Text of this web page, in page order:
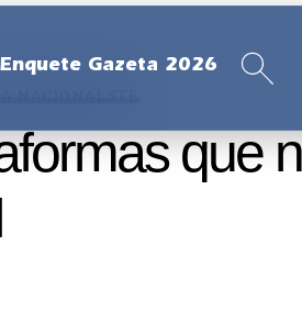
Enquete Gazeta 2026
que